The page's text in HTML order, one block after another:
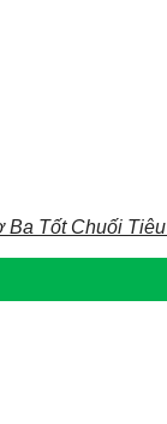
Tốt Chuối